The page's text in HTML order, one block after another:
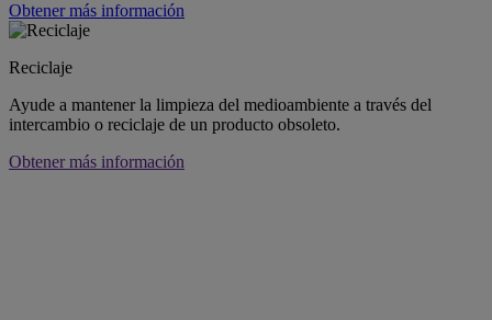
Obtener más información
Reciclaje
Ayude a mantener la limpieza del medioambiente a través del
intercambio o reciclaje de un producto obsoleto.
Obtener más información